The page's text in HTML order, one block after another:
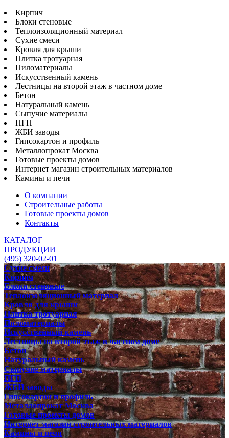
Кирпич
Блоки стеновые
Теплоизоляционный материал
Сухие смеси
Кровля для крыши
Плитка тротуарная
Пиломатериалы
Искусственный камень
Лестницы на второй этаж в частном доме
Бетон
Натуральный камень
Сыпучие материалы
ПГП
ЖБИ заводы
Гипсокартон и профиль
Металлопрокат Москва
Готовые проекты домов
Интернет магазин строительных материалов
Камины и печи
О компании
Строительные работы
Готовые проекты домов
Контакты
КАТАЛОГ
ПРОДУКЦИИ
(495) 320-02-01
Сухие смеси
Кирпич
Блоки стеновые
Теплоизоляционный материал
Кровля для крыши
Плитка тротуарная
Пиломатериалы
Искусственный камень
Лестницы на второй этаж в частном доме
Бетон
Натуральный камень
Сыпучие материалы
ПГП
ЖБИ заводы
Гипсокартон и профиль
Металлопрокат Москва
Готовые проекты домов
Интернет магазин строительных материалов
Камины и печи